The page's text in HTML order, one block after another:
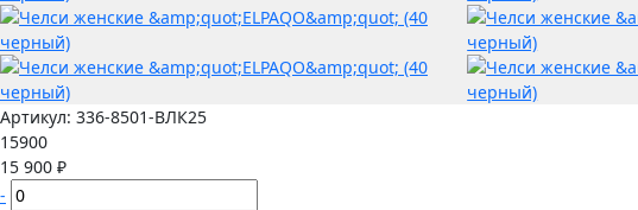
Артикул: 336-8501-ВЛК25
15900
15 900 ₽
-